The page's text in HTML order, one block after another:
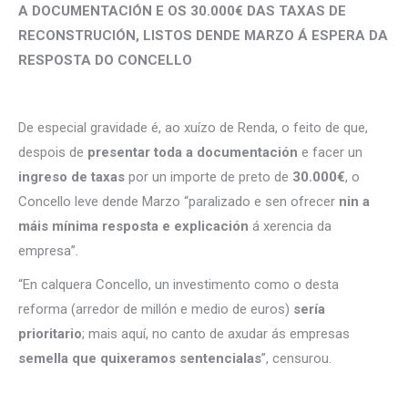
A DOCUMENTACIÓN E OS 30.000€ DAS TAXAS DE
RECONSTRUCIÓN, LISTOS DENDE MARZO Á ESPERA DA
RESPOSTA DO CONCELLO
De especial gravidade é, ao xuízo de Renda, o feito de que,
despois de presentar toda a documentación e facer un
ingreso de taxas por un importe de preto de 30.000€, o
Concello leve dende Marzo “paralizado e sen ofrecer nin a
máis mínima resposta e explicación á xerencia da
empresa”.
“En calquera Concello, un investimento como o desta
reforma (arredor de millón e medio de euros) sería
prioritario; mais aquí, no canto de axudar ás empresas
semella que quixeramos sentencialas”, censurou.